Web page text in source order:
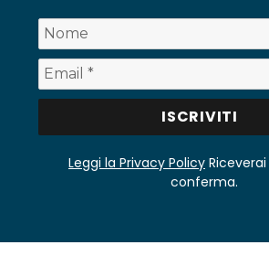
Leggi la Privacy Policy
conferma.